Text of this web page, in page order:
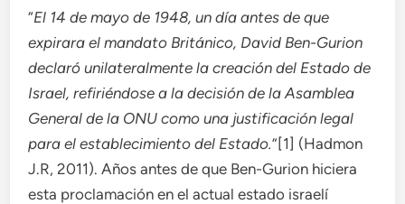
“El 14 de mayo de 1948, un día antes de que
expirara el mandato Británico, David Ben-Gurion
declaró unilateralmente la creación del Estado de
Israel, refiriéndose a la decisión de la Asamblea
General de la ONU como una justificación legal
para el establecimiento del Estado.”[1] (Hadmon
J.R, 2011). Años antes de que Ben-Gurion hiciera
esta proclamación en el actual estado israelí